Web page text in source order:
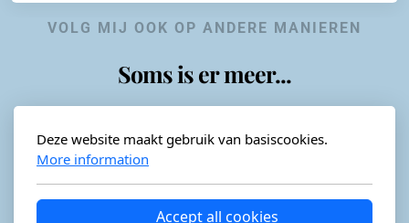
VOLG MIJ OOK OP ANDERE MANIEREN
Soms is er meer...
Horeca-advies
Deze website maakt gebruik van basiscookies.
More information
Accept all cookies